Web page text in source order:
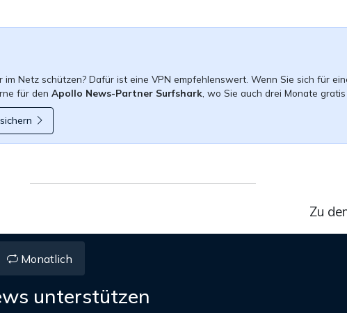
im Netz schützen? Dafür ist eine VPN empfehlenswert. Wenn Sie sich für
für den Apollo News-Partner Surfshark, wo Sie auch drei Monate gratis
Zu
Monatlich
unterstützen